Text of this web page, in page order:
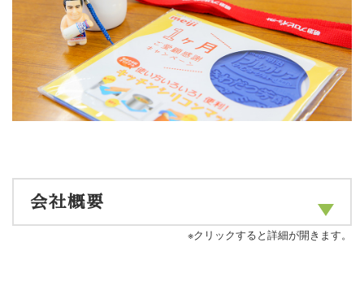
会社概要
※クリックすると詳細が開きます。